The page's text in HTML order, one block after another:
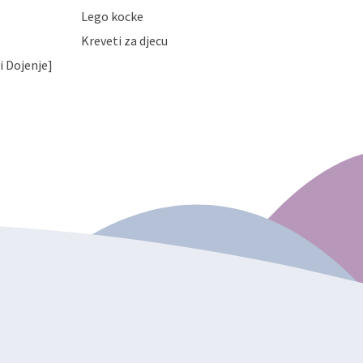
Lego kocke
Kreveti za djecu
Dojenje]